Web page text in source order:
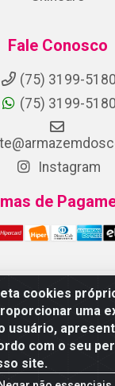
cookies
uma
usuário,
com o seu
site.
Fale Conosco
(75) 3199-5180
(75) 3199-5180
Instagram
de
2222 - Parque
44.054-008 - CNPJ
25